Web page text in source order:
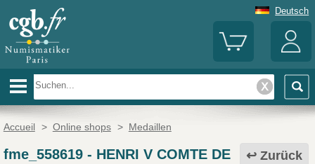
Deutsch
Accueil > Online shops > Medaillen
Zurück
fme_558619- HENRI V COMTE DE